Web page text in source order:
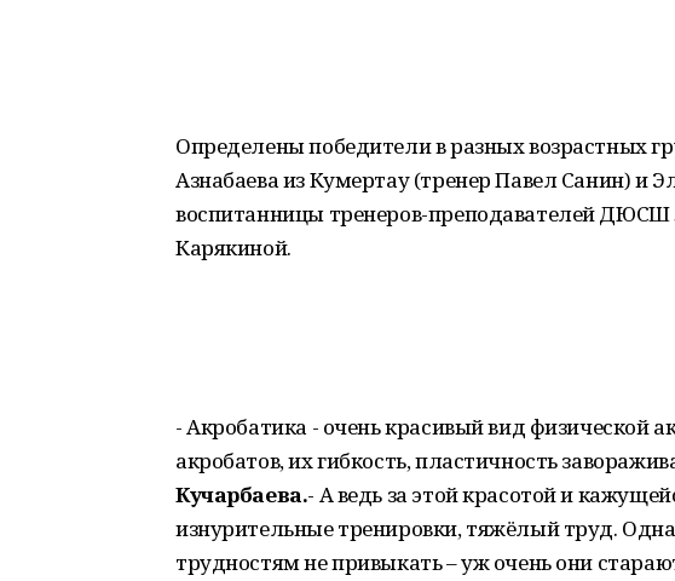
Определены победители в разных возрастных
Азнабаева из Кумертау (тренер Павел Санин) и
воспитанницы тренеров-преподавателей ДЮСШ
Карякиной.
- Акробатика - очень красивый вид физической
акробатов, их гибкость, пластичность
Кучарбаева.- А ведь за этой красотой и
изнурительные тренировки, тяжёлый труд.
трудностям не привыкать – уж очень они